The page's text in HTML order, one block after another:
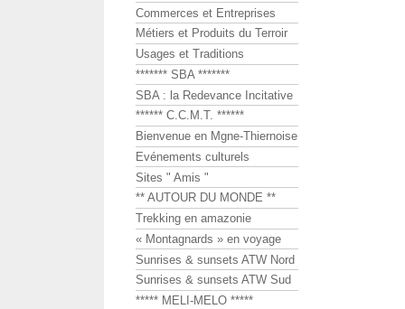
Commerces et Entreprises
Métiers et Produits du Terroir
Usages et Traditions
******* SBA *******
SBA : la Redevance Incitative
****** C.C.M.T. ******
Bienvenue en Mgne-Thiernoise
Evénements culturels
Sites " Amis "
** AUTOUR DU MONDE **
Trekking en amazonie
« Montagnards » en voyage
Sunrises & sunsets ATW Nord
Sunrises & sunsets ATW Sud
***** MELI-MELO *****